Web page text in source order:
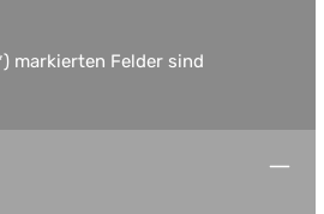
markierten Felder sind